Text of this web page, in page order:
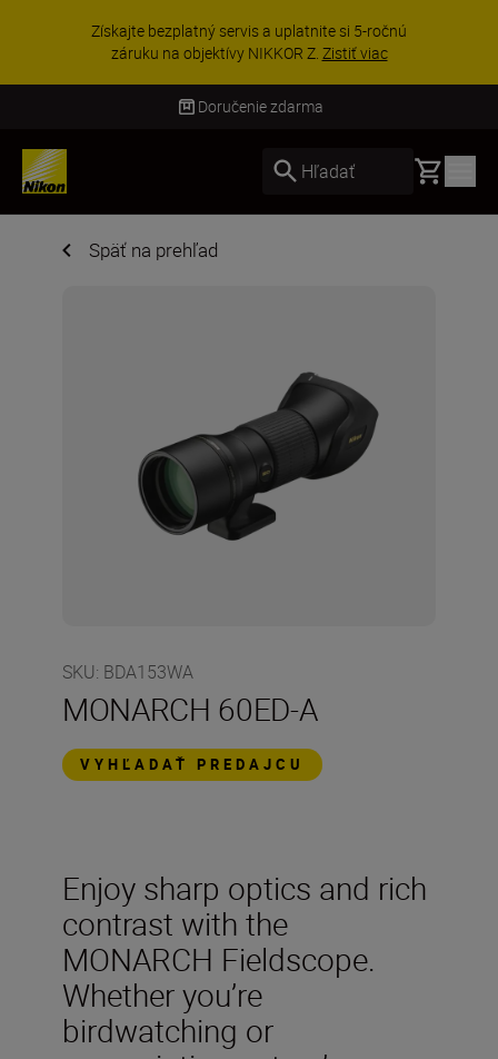
Získajte bezplatný servis a uplatnite si 5-ročnú
záruku na objektívy NIKKOR Z. Zistiť viac
Doručenie zdarma
Hľadať Basket
Späť na prehľad
SKU: BDA153WA
MONARCH 60ED-A
VYHĽADAŤ PREDAJCU
Enjoy sharp optics and rich
contrast with the
MONARCH Fieldscope.
Whether you’re
birdwatching or